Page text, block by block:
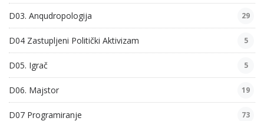
D03. Anqudropologija 29
D04 Zastupljeni Politički Aktivizam 5
D05. Igrač 5
D06. Majstor 19
D07 Programiranje 73